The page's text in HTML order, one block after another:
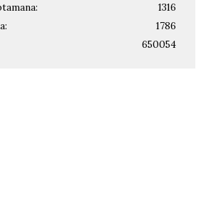
1316
1786
650054